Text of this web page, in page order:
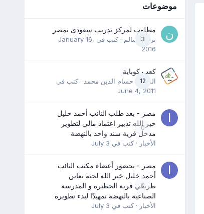
موضوعات
3
مطلوب لمركز تدريب سعودى بمصر
نرمين سالم · كتب في January 16,
2016
12
كعب كوباية
المدرب حسام الدين محمد · كتب في
June 4, 2011
0
مصر - بعد طلب النائب أحمد خليل
خير الله تدبير اعتماد مالي لتطوير
مدخل قرية سند واحد بالنهضة
الأخبار · كتب في July 3
0
مصر - بحضور أعضاء مكتب النائب
أحمد خليل خير الله لجنة تعاين
طريقي قرية الحظيرة و المدرسة
الصناعية بالنهضة تمهيدًا لبدء تطويره
الأخبار · كتب في July 3